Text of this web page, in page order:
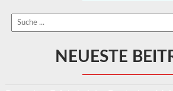
NEUESTE